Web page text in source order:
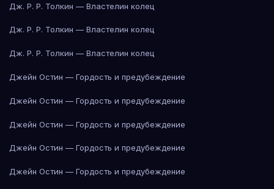
Дж. Р. Р. Толкин — Властелин колец
Дж. Р. Р. Толкин — Властелин колец
Дж. Р. Р. Толкин — Властелин колец
Джейн Остин — Гордость и предубеждение
Джейн Остин — Гордость и предубеждение
Джейн Остин — Гордость и предубеждение
Джейн Остин — Гордость и предубеждение
Джейн Остин — Гордость и предубеждение